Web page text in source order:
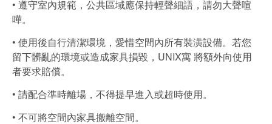
• 遵守室內規範，公共區域應保持輕聲細語，請勿大聲喧
嘩。
• 使用後自行清潔環境，愛惜空間內所有裝潢設備。若您
留下髒亂的環境或造成家具損毀，UNIX寓 將額外向使用
者要求賠償。
• 請配合準時離場，不得提早進入或超時使用。
• 不可將空間內家具搬離空間。